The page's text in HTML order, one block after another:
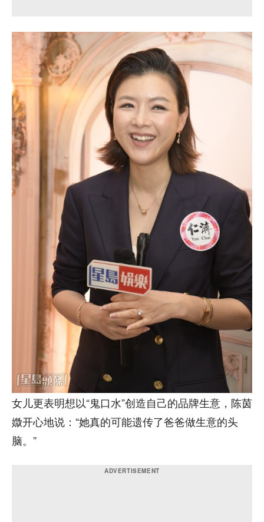
女儿更表明想以“鬼口水”创造自己的品牌生意，陈茵
媺开心地说：“她真的可能遗传了爸爸做生意的头
脑。”